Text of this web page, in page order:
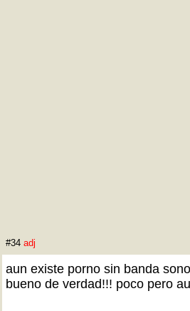
#34 adj
aun existe porno sin banda
bueno de verdad!!! poco pero